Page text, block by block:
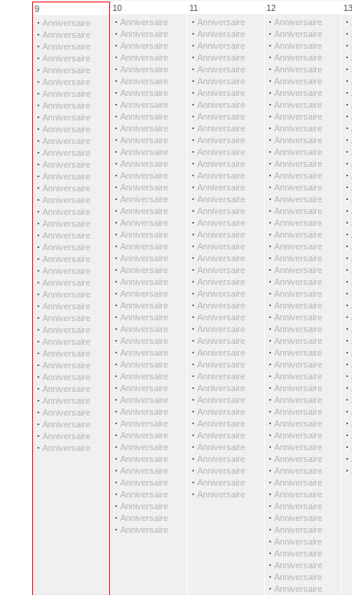
9
· Anniversaire
· Anniversaire
· Anniversaire
· Anniversaire
· Anniversaire
· Anniversaire
· Anniversaire
· Anniversaire
· Anniversaire
· Anniversaire
· Anniversaire
· Anniversaire
· Anniversaire
· Anniversaire
· Anniversaire
· Anniversaire
· Anniversaire
· Anniversaire
· Anniversaire
· Anniversaire
· Anniversaire
· Anniversaire
· Anniversaire
· Anniversaire
· Anniversaire
· Anniversaire
· Anniversaire
· Anniversaire
· Anniversaire
· Anniversaire
· Anniversaire
· Anniversaire
· Anniversaire
· Anniversaire
· Anniversaire
· Anniversaire
· Anniversaire
10
· Anniversaire
· Anniversaire
· Anniversaire
· Anniversaire
· Anniversaire
· Anniversaire
· Anniversaire
· Anniversaire
· Anniversaire
· Anniversaire
· Anniversaire
· Anniversaire
· Anniversaire
· Anniversaire
· Anniversaire
· Anniversaire
· Anniversaire
· Anniversaire
· Anniversaire
· Anniversaire
· Anniversaire
· Anniversaire
· Anniversaire
· Anniversaire
· Anniversaire
· Anniversaire
· Anniversaire
· Anniversaire
· Anniversaire
· Anniversaire
· Anniversaire
· Anniversaire
· Anniversaire
· Anniversaire
· Anniversaire
· Anniversaire
· Anniversaire
· Anniversaire
· Anniversaire
· Anniversaire
· Anniversaire
· Anniversaire
· Anniversaire
· Anniversaire
11
· Anniversaire
· Anniversaire
· Anniversaire
· Anniversaire
· Anniversaire
· Anniversaire
· Anniversaire
· Anniversaire
· Anniversaire
· Anniversaire
· Anniversaire
· Anniversaire
· Anniversaire
· Anniversaire
· Anniversaire
· Anniversaire
· Anniversaire
· Anniversaire
· Anniversaire
· Anniversaire
· Anniversaire
· Anniversaire
· Anniversaire
· Anniversaire
· Anniversaire
· Anniversaire
· Anniversaire
· Anniversaire
· Anniversaire
· Anniversaire
· Anniversaire
· Anniversaire
· Anniversaire
· Anniversaire
· Anniversaire
· Anniversaire
· Anniversaire
· Anniversaire
· Anniversaire
· Anniversaire
· Anniversaire
12
· Anniversaire
· Anniversaire
· Anniversaire
· Anniversaire
· Anniversaire
· Anniversaire
· Anniversaire
· Anniversaire
· Anniversaire
· Anniversaire
· Anniversaire
· Anniversaire
· Anniversaire
· Anniversaire
· Anniversaire
· Anniversaire
· Anniversaire
· Anniversaire
· Anniversaire
· Anniversaire
· Anniversaire
· Anniversaire
· Anniversaire
· Anniversaire
· Anniversaire
· Anniversaire
· Anniversaire
· Anniversaire
· Anniversaire
· Anniversaire
· Anniversaire
· Anniversaire
· Anniversaire
· Anniversaire
· Anniversaire
· Anniversaire
· Anniversaire
· Anniversaire
· Anniversaire
· Anniversaire
· Anniversaire
· Anniversaire
· Anniversaire
· Anniversaire
· Anniversaire
· Anniversaire
· Anniversaire
· Anniversaire
· Anniversaire
13
·
·
·
·
·
·
·
·
·
·
·
·
·
·
·
·
·
·
·
·
·
·
·
·
·
·
·
·
·
·
·
·
·
·
·
·
·
·
·